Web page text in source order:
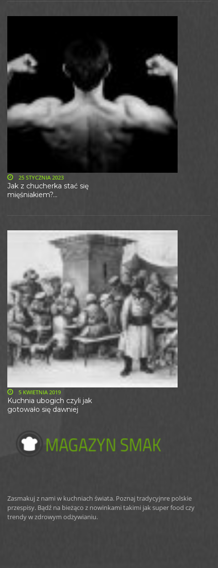
Jak z chucherka stać się
mięśniakiem?...
25 STYCZNIA 2023
Kuchnia ubogich czyli jak
gotowało się dawniej
5 KWIETNIA 2019
Zasmakuj z nami w kuchniach świata. Poznaj tradycyjnre polskie
przespisy. Bądź na bieżąco z nowinkami takimi jak super food czy
trendy w zdrowym odżywianiu.